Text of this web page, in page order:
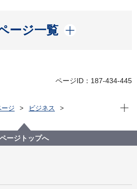
ージ一覧
開く
ページID：187-434-445
ジ
ビジネス
事業者指定・委託等の手続き
ス関連
３ 加算届
現在
ページトップへ